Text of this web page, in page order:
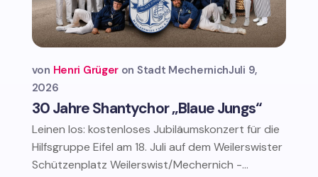
30 Jahre Shantychor „Blaue Jungs“
von Henri Grüger Stadt MechernichJuli 9,
2026
Leinen los: kostenloses Jubiläumskonzert für die
Hilfsgruppe Eifel am 18. Juli auf dem Weilerswister
Schützenplatz Weilerswist/Mechernich -...